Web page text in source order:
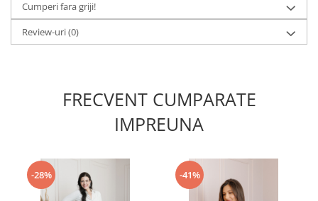
Cumperi fara griji!
Review-uri(0)
FRECVENT CUMPARATE
IMPREUNA
-28% -41%